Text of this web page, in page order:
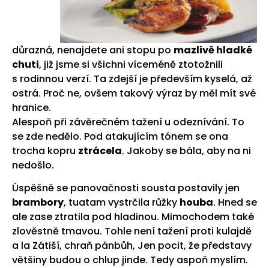
důrazná, nenajdete ani stopu po mazlivě hladké
chuti, již jsme si všichni víceméně ztotožnili
s rodinnou verzí. Ta zdejší je především kyselá, až
ostrá. Proč ne, ovšem takový výraz by měl mít své
hranice.
Alespoň při závěrečném tažení u odeznívání. To
se zde nedělo. Pod atakujícím tónem se ona
trocha kopru ztrácela. Jakoby se bála, aby na ni
nedošlo.
Úspěšně se panovačnosti sousta postavily jen
brambory, tuatam vystrčila růžky houba. Hned se
ale zase ztratila pod hladinou. Mimochodem také
zlověstně tmavou. Tohle není tažení proti kulajdě
a la Zátiší, chraň pánbůh, Jen pocit, že představy
většiny budou o chlup jinde. Tedy aspoň myslím.